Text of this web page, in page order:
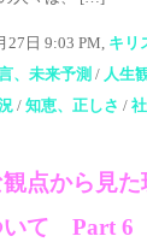
27日 9:03 PM, キリ
、未来予測 / 人生
/ 知恵、正しさ /
点から見
いて Part 6